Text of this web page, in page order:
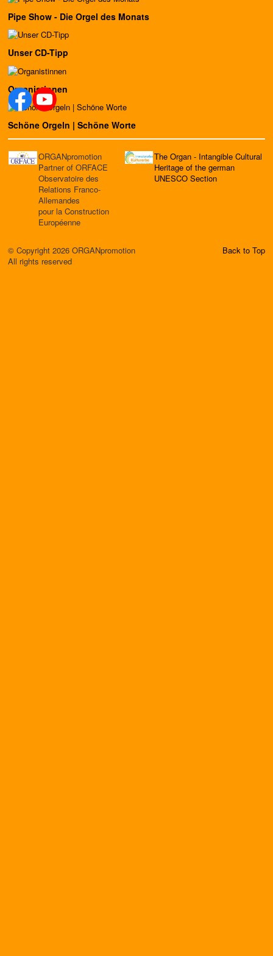
Pipe Show - Die Orgel des Monats
Unser CD-Tipp
Organistinnen
Schöne Orgeln | Schöne Worte
ORGANpromotion
Partner of ORFACE
Observatoire des
Relations Franco-
Allemandes
pour la Construction
Européenne
The Organ - Intangible Cultural
Heritage of the german
UNESCO Section
© Copyright 2026 ORGANpromotion
All rights reserved
Back to Top